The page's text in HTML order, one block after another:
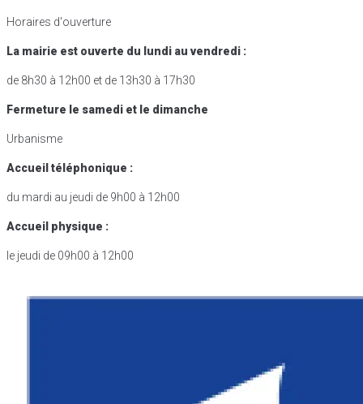
Horaires d'ouverture
La mairie est ouverte du lundi au vendredi :
de 8h30 à 12h00 et de 13h30 à 17h30
Fermeture le samedi et le dimanche
Urbanisme
Accueil téléphonique :
du mardi au jeudi de 9h00 à 12h00
Accueil physique :
le jeudi de 09h00 à 12h00